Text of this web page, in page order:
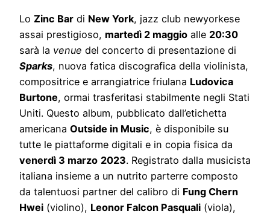
Lo Zinc Bar di New York, jazz club newyorkese
assai prestigioso, martedì 2 maggio alle 20:30
sarà la venue del concerto di presentazione di
Sparks, nuova fatica discografica della violinista,
compositrice e arrangiatrice friulana Ludovica
Burtone, ormai trasferitasi stabilmente negli Stati
Uniti. Questo album, pubblicato dall’etichetta
americana Outside in Music, è disponibile su
tutte le piattaforme digitali e in copia fisica da
venerdì 3 marzo 2023. Registrato dalla musicista
italiana insieme a un nutrito parterre composto
da talentuosi partner del calibro di Fung Chern
Hwei (violino), Leonor Falcon Pasquali (viola),